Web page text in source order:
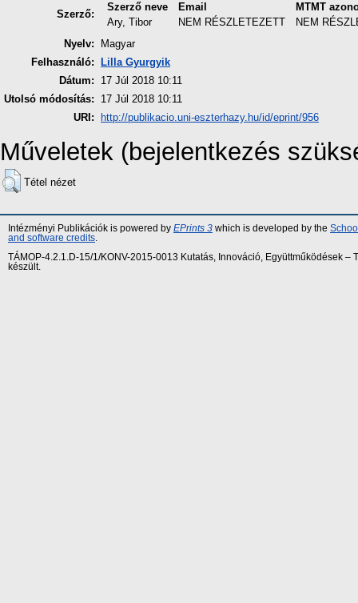
Szerző:
Szerző neve Email
MTMT
Ary, Tibor
NEM RÉSZLETEZETT
NEM
Nyelv:
Magyar
Felhasználó:
Lilla Gyurgyik
Dátum:
17 Júl 2018 10:11
Utolsó módosítás:
17 Júl 2018 10:11
URI:
http://publikacio.uni-eszterhazy.hu/id/eprint/956
Műveletek (bejelentkezés
Tétel nézet
Intézményi Publikációk is powered by EPrints 3 which is developed by the
and software credits
TÁMOP-4.2.1.D-15/1/KONV-2015-0013 Kutatás, Innováció, Együttműködések
készült.